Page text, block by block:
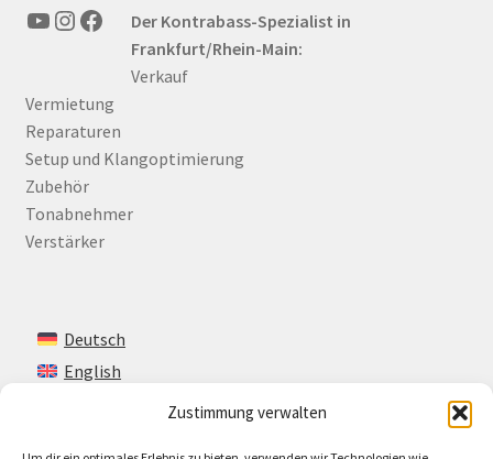
Zustimmung verwalten
YouTube
Instagram
FacebookDer Kontrabass-Spezialist in
Frankfurt/Rhein-Main:
Verkauf
Vermietung
Reparaturen
Setup und Klangoptimierung
Zubehör
Tonabnehmer
Verstärker
Deutsch
English